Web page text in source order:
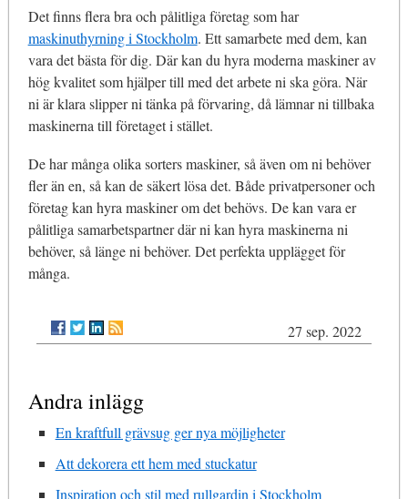
Det finns flera bra och pålitliga företag som har
maskinuthyrning i Stockholm. Ett samarbete med dem, kan
vara det bästa för dig. Där kan du hyra moderna maskiner av
hög kvalitet som hjälper till med det arbete ni ska göra. När
ni är klara slipper ni tänka på förvaring, då lämnar ni tillbaka
maskinerna till företaget i stället.
De har många olika sorters maskiner, så även om ni behöver
fler än en, så kan de säkert lösa det. Både privatpersoner och
företag kan hyra maskiner om det behövs. De kan vara er
pålitliga samarbetspartner där ni kan hyra maskinerna ni
behöver, så länge ni behöver. Det perfekta upplägget för
många.
27 sep. 2022
Andra inlägg
En kraftfull grävsug ger nya möjligheter
Att dekorera ett hem med stuckatur
Inspiration och stil med rullgardin i Stockholm